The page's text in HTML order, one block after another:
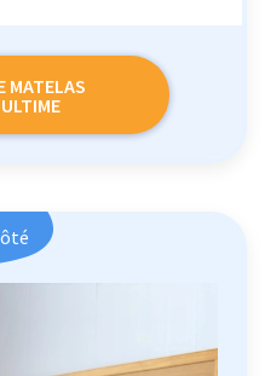
MATELAS